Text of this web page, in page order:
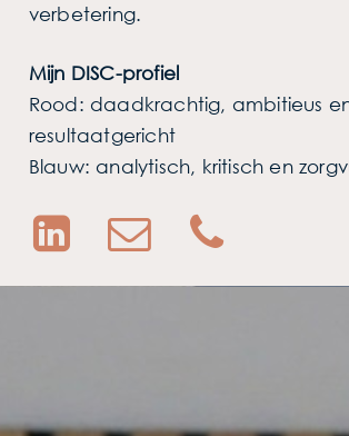
verbetering.
Mijn DISC-profiel
Rood: daadkrachtig, ambitieus
resultaatgericht
Blauw: analytisch, kritisch en